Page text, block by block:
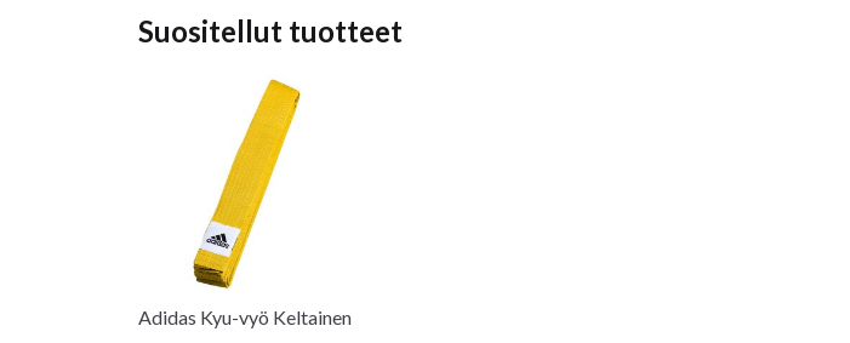
Suositellut tuotteet
Adidas Kyu-vyö Keltainen